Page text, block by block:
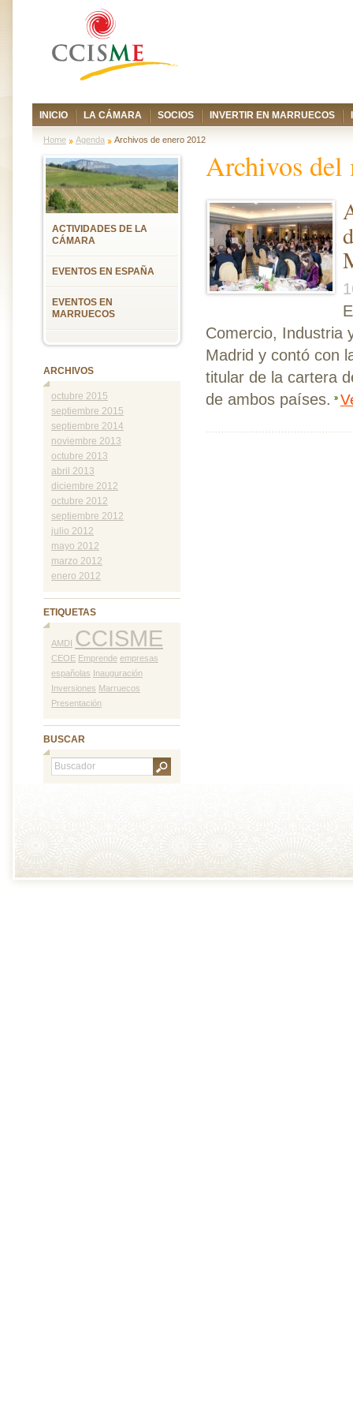
INICIO LA CÁMARA SOCIOS INVERTIR EN MARRUECOS
Home Agenda Archivos de enero 2012
Archivos
Comercio, Industria
Madrid y contó con
titular de la cartera
de ambos países.
ACTIVIDADES DE LA
CÁMARA
EVENTOS EN ESPAÑA
EVENTOS EN
MARRUECOS
ARCHIVOS
octubre 2015
septiembre 2015
septiembre 2014
noviembre 2013
octubre 2013
abril 2013
diciembre 2012
octubre 2012
septiembre 2012
julio 2012
mayo 2012
marzo 2012
enero 2012
ETIQUETAS
AMDI CCISME
CEOE Emprende empresas
españolas Inauguración
Inversiones Marruecos
Presentación
BUSCAR